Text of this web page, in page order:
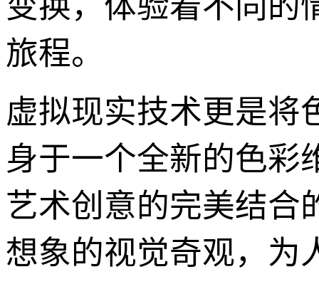
旅程。
虚拟现实技术更是将
身于一个全新的色彩
艺术创意的完美结合
想象的视觉奇观，为